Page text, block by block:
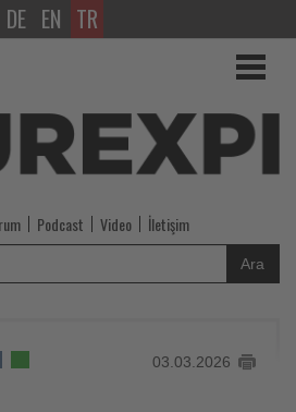
DE EN TR
Podcast Video İletişim
Ara
03.03.2026